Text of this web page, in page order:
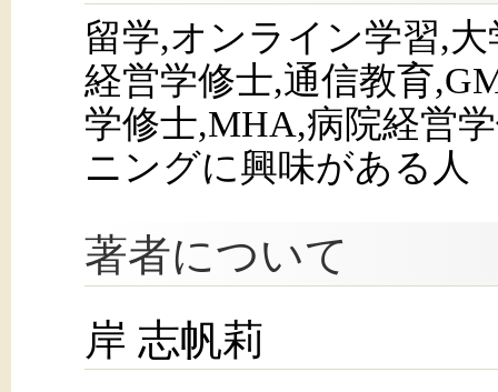
留学,オンライン学習,
経営学修士,通信教育
学修士,MHA,病院経営
ニングに興味がある人
著者について
岸 志帆莉